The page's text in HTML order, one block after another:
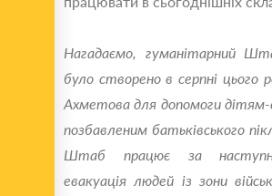
Нагадаємо, гуманітарний
було створено в серпні цього
Ахметова для допомоги
позбавленим батьківського
Штаб працює за
евакуація людей із зони